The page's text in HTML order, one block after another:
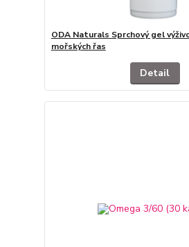
ODA Naturals Sprchový gel
mořských řas
Detail